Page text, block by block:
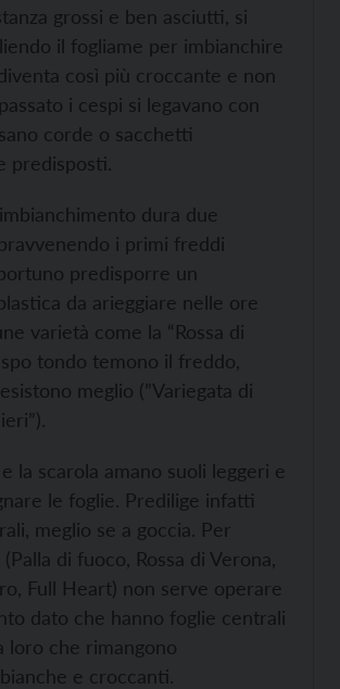
grossi e ben asciutti, si
il fogliame per imbianchire
così più croccante e non
i cespi si legavano con
corde o sacchetti
predisposti.
dura due
i primi freddi
predisporre un
da arieggiare nelle ore
varietà come la “Rossa di
tondo temono il freddo,
meglio (”Variegata di
e la scarola amano suoli leggeri e
le foglie. Predilige infatti
meglio se a goccia. Per
di fuoco, Rossa di Verona,
Full Heart) non serve operare
dato che hanno foglie centrali
loro che rimangono
e croccanti.